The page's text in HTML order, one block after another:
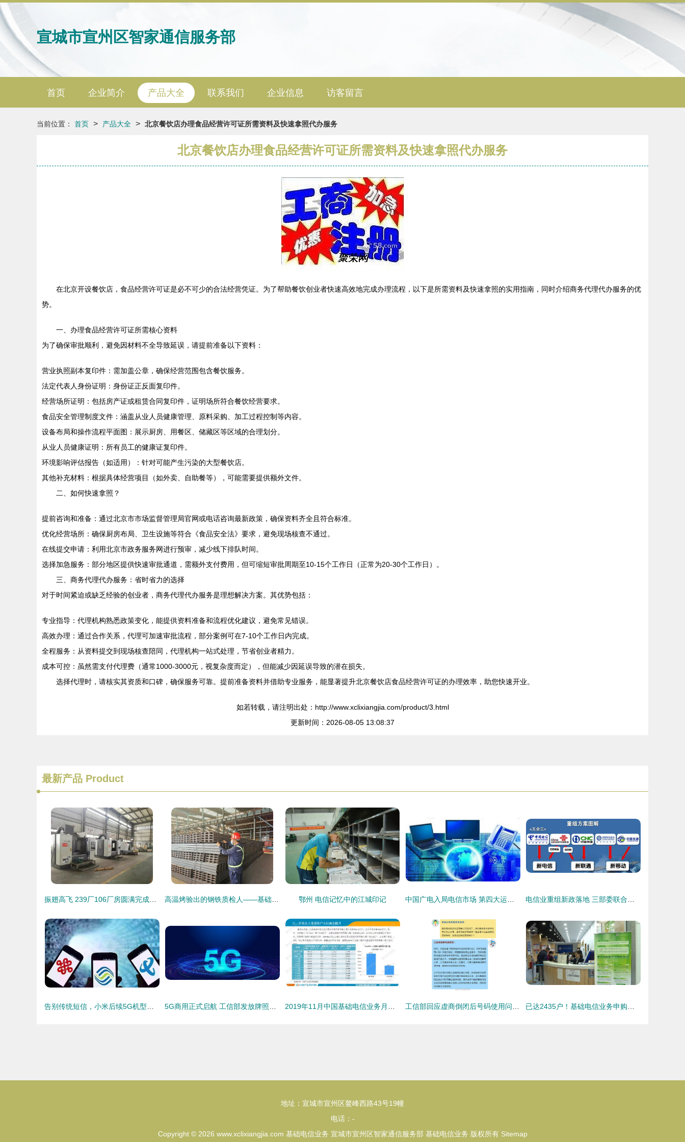
宣城市宣州区智家通信服务部
首页 企业简介 产品大全 联系我们 企业信息 访客留言
当前位置： 首页 > 产品大全 > 北京餐饮店办理食品经营许可证所需资料及快速拿照代办服务
北京餐饮店办理食品经营许可证所需资料及快速拿照代办服务
在北京开设餐饮店，食品经营许可证是必不可少的合法经营凭证。为了帮助餐饮创业者快速高效地完成办理流程，以下是所需资料及快速拿照的实用指南，同时介绍商务代理代办服务的优
势。
一、办理食品经营许可证所需核心资料
为了确保审批顺利，避免因材料不全导致延误，请提前准备以下资料：
营业执照副本复印件：需加盖公章，确保经营范围包含餐饮服务。
法定代表人身份证明：身份证正反面复印件。
经营场所证明：包括房产证或租赁合同复印件，证明场所符合餐饮经营要求。
食品安全管理制度文件：涵盖从业人员健康管理、原料采购、加工过程控制等内容。
设备布局和操作流程平面图：展示厨房、用餐区、储藏区等区域的合理划分。
从业人员健康证明：所有员工的健康证复印件。
环境影响评估报告（如适用）：针对可能产生污染的大型餐饮店。
其他补充材料：根据具体经营项目（如外卖、自助餐等），可能需要提供额外文件。
二、如何快速拿照？
提前咨询和准备：通过北京市市场监督管理局官网或电话咨询最新政策，确保资料齐全且符合标准。
优化经营场所：确保厨房布局、卫生设施等符合《食品安全法》要求，避免现场核查不通过。
在线提交申请：利用北京市政务服务网进行预审，减少线下排队时间。
选择加急服务：部分地区提供快速审批通道，需额外支付费用，但可缩短审批周期至10-15个工作日（正常为20-30个工作日）。
三、商务代理代办服务：省时省力的选择
对于时间紧迫或缺乏经验的创业者，商务代理代办服务是理想解决方案。其优势包括：
专业指导：代理机构熟悉政策变化，能提供资料准备和流程优化建议，避免常见错误。
高效办理：通过合作关系，代理可加速审批流程，部分案例可在7-10个工作日内完成。
全程服务：从资料提交到现场核查陪同，代理机构一站式处理，节省创业者精力。
成本可控：虽然需支付代理费（通常1000-3000元，视复杂度而定），但能减少因延误导致的潜在损失。
选择代理时，请核实其资质和口碑，确保服务可靠。提前准备资料并借助专业服务，能显著提升北京餐饮店食品经营许可证的办理效率，助您快速开业。
如若转载，请注明出处：http://www.xclixiangjia.com/product/3.html
更新时间：2026-08-05 13:08:37
最新产品 Product
鄂州 电信记忆中的江城印记
地址：宣城市宣州区鳌峰西路43号19幢
电话：-
Copyright © 2026 www.xclixiangjia.com 基础电信业务 宣城市宣州区智家通信服务部 基础电信业务 版权所有 Sitemap